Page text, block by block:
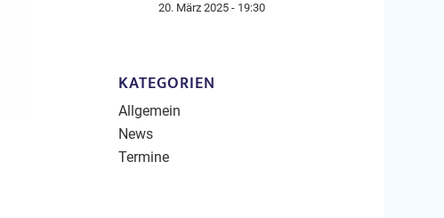
20. März 2025 - 19:30
KATEGORIEN
Allgemein
News
Termine